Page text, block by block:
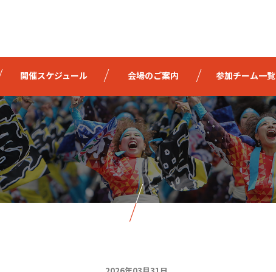
開催スケジュール 会場のご案内 参加チーム一覧